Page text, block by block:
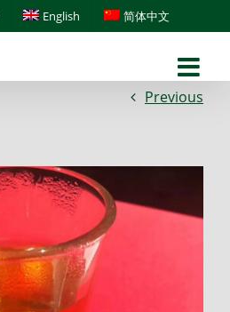
English 简体中文
Previous